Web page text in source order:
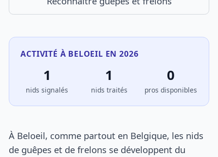
ACTIVITÉ À BELOEIL EN 2026
1
nids signalés
1
nids traités
0
pros disponibles
À Beloeil, comme partout en Belgique, les nids
de guêpes et de frelons se développent du